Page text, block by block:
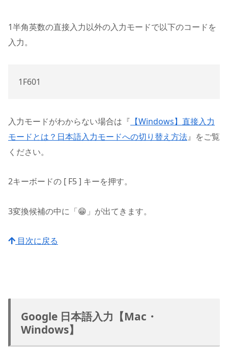
1半角英数の直接入力以外の入力モードで以下のコードを
入力。
1F601
入力モードがわからない場合は『 【Windows】直接入力
モードとは？日本語入力モードへの切り替え方法』をご覧
ください。
2キーボードの [ F5 ] キーを押す。
3変換候補の中に「😁」が出てきます。
目次に戻る
Google 日本語入力【Mac・
Windows】